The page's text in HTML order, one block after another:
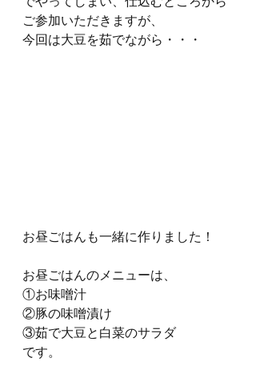
ご参加いただきますが、
今回は大豆を茹でながら・・・
お昼ごはんも一緒に作りました！
お昼ごはんのメニューは、
①お味噌汁
②豚の味噌漬け
③茹で大豆と白菜のサラダ
です。